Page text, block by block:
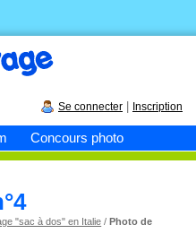
Concours photo
Se connecter Inscription
"sac à dos" en Italie /Photo de